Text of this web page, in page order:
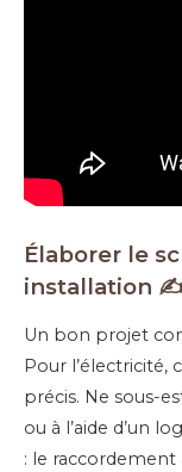
Élaborer le
installation
Un bon projet
Pour l’électricité,
précis. Ne sous-
ou à l’aide d’un
: le raccordement